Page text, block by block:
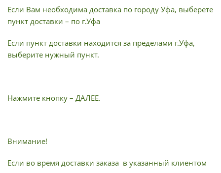
Если Вам необходима доставка по городу Уфа, выберете
пункт доставки – по г.Уфа
Если пункт доставки находится за пределами г.Уфа,
выберите нужный пункт.
Нажмите кнопку – ДАЛЕЕ.
Внимание!
Если во время доставки заказа в указанный клиентом